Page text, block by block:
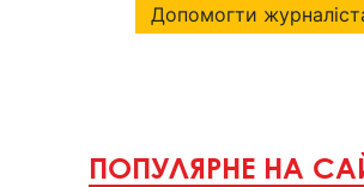
Допомогти
ПОПУЛЯРНЕ НА